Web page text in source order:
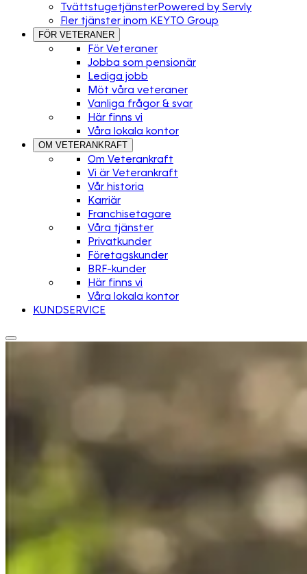
TvättstugetjänsterPowered by Servly
Fler tjänster inom KEYTO Group
FÖR VETERANER
För Veteraner
Jobba som pensionär
Lediga jobb
Möt våra veteraner
Vanliga frågor & svar
Här finns vi
Våra lokala kontor
OM VETERANKRAFT
Om Veterankraft
Vi är Veterankraft
Vår historia
Karriär
Franchisetagare
Våra tjänster
Privatkunder
Företagskunder
BRF-kunder
Här finns vi
Våra lokala kontor
KUNDSERVICE